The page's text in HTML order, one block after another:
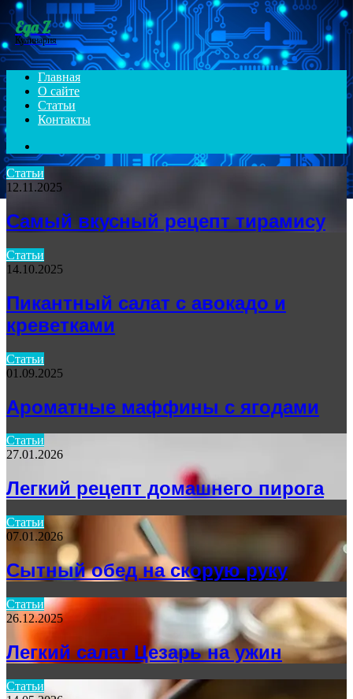
Menu
Еда Z
Кулинария
Главная
О сайте
Статьи
Контакты
for
Статьи
12.11.2025
Самый вкусный рецепт тирамису
Статьи
14.10.2025
Пикантный салат с авокадо и
креветками
Статьи
01.09.2025
Ароматные маффины с ягодами
Статьи
27.01.2026
Легкий рецепт домашнего пирога
Статьи
07.01.2026
Сытный обед на скорую руку
Статьи
26.12.2025
Легкий салат Цезарь на ужин
Статьи